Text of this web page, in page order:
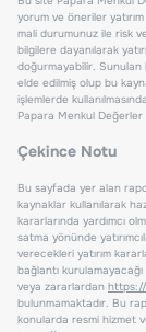
yorum ve öneriler
mali durumunuz ile risk
bilgilere dayanılarak
doğurmayabilir. Sunulan
elde edilmiş olup bu
işlemlerde
Papara Menkul
Çekince Notu
Bu sayfada yer alan
kaynaklar kullanılarak
kararlarında yardımcı
satma yönünde
verecekleri yatırım
bağlantı
veya zararlardan
bulunmamaktadır. Bu
konularda resmi hizmet